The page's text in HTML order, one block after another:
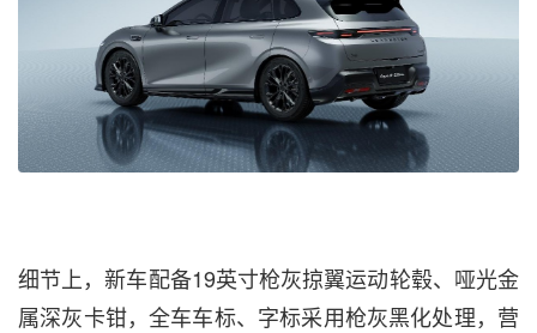
细节上，新车配备19英寸枪灰掠翼运动轮毂、哑光金
属深灰卡钳，全车车标、字标采用枪灰黑化处理，营